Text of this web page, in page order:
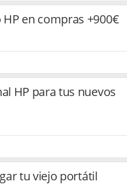
en compras +900€
HP para tus nuevos
tu viejo portátil